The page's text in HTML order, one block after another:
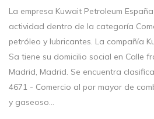
La empresa Kuwait Petroleum
actividad dentro de la categoría
petróleo y lubricantes. La compañía
Sa tiene su domicilio social en Calle
Madrid, Madrid. Se encuentra
4671 - Comercio al por mayor de
y gaseoso...